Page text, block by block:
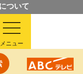
ついて
メニュー